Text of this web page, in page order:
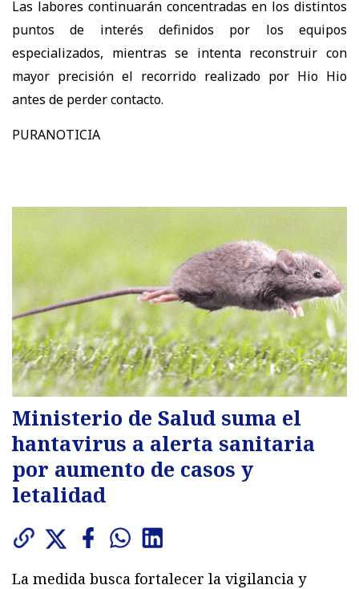
Las labores continuarán concentradas en los distintos
puntos de interés definidos por los equipos
especializados, mientras se intenta reconstruir con
mayor precisión el recorrido realizado por Hio Hio
antes de perder contacto.
PURANOTICIA
Ministerio de Salud suma el
hantavirus a alerta sanitaria
por aumento de casos y
letalidad
La medida busca fortalecer la vigilancia y